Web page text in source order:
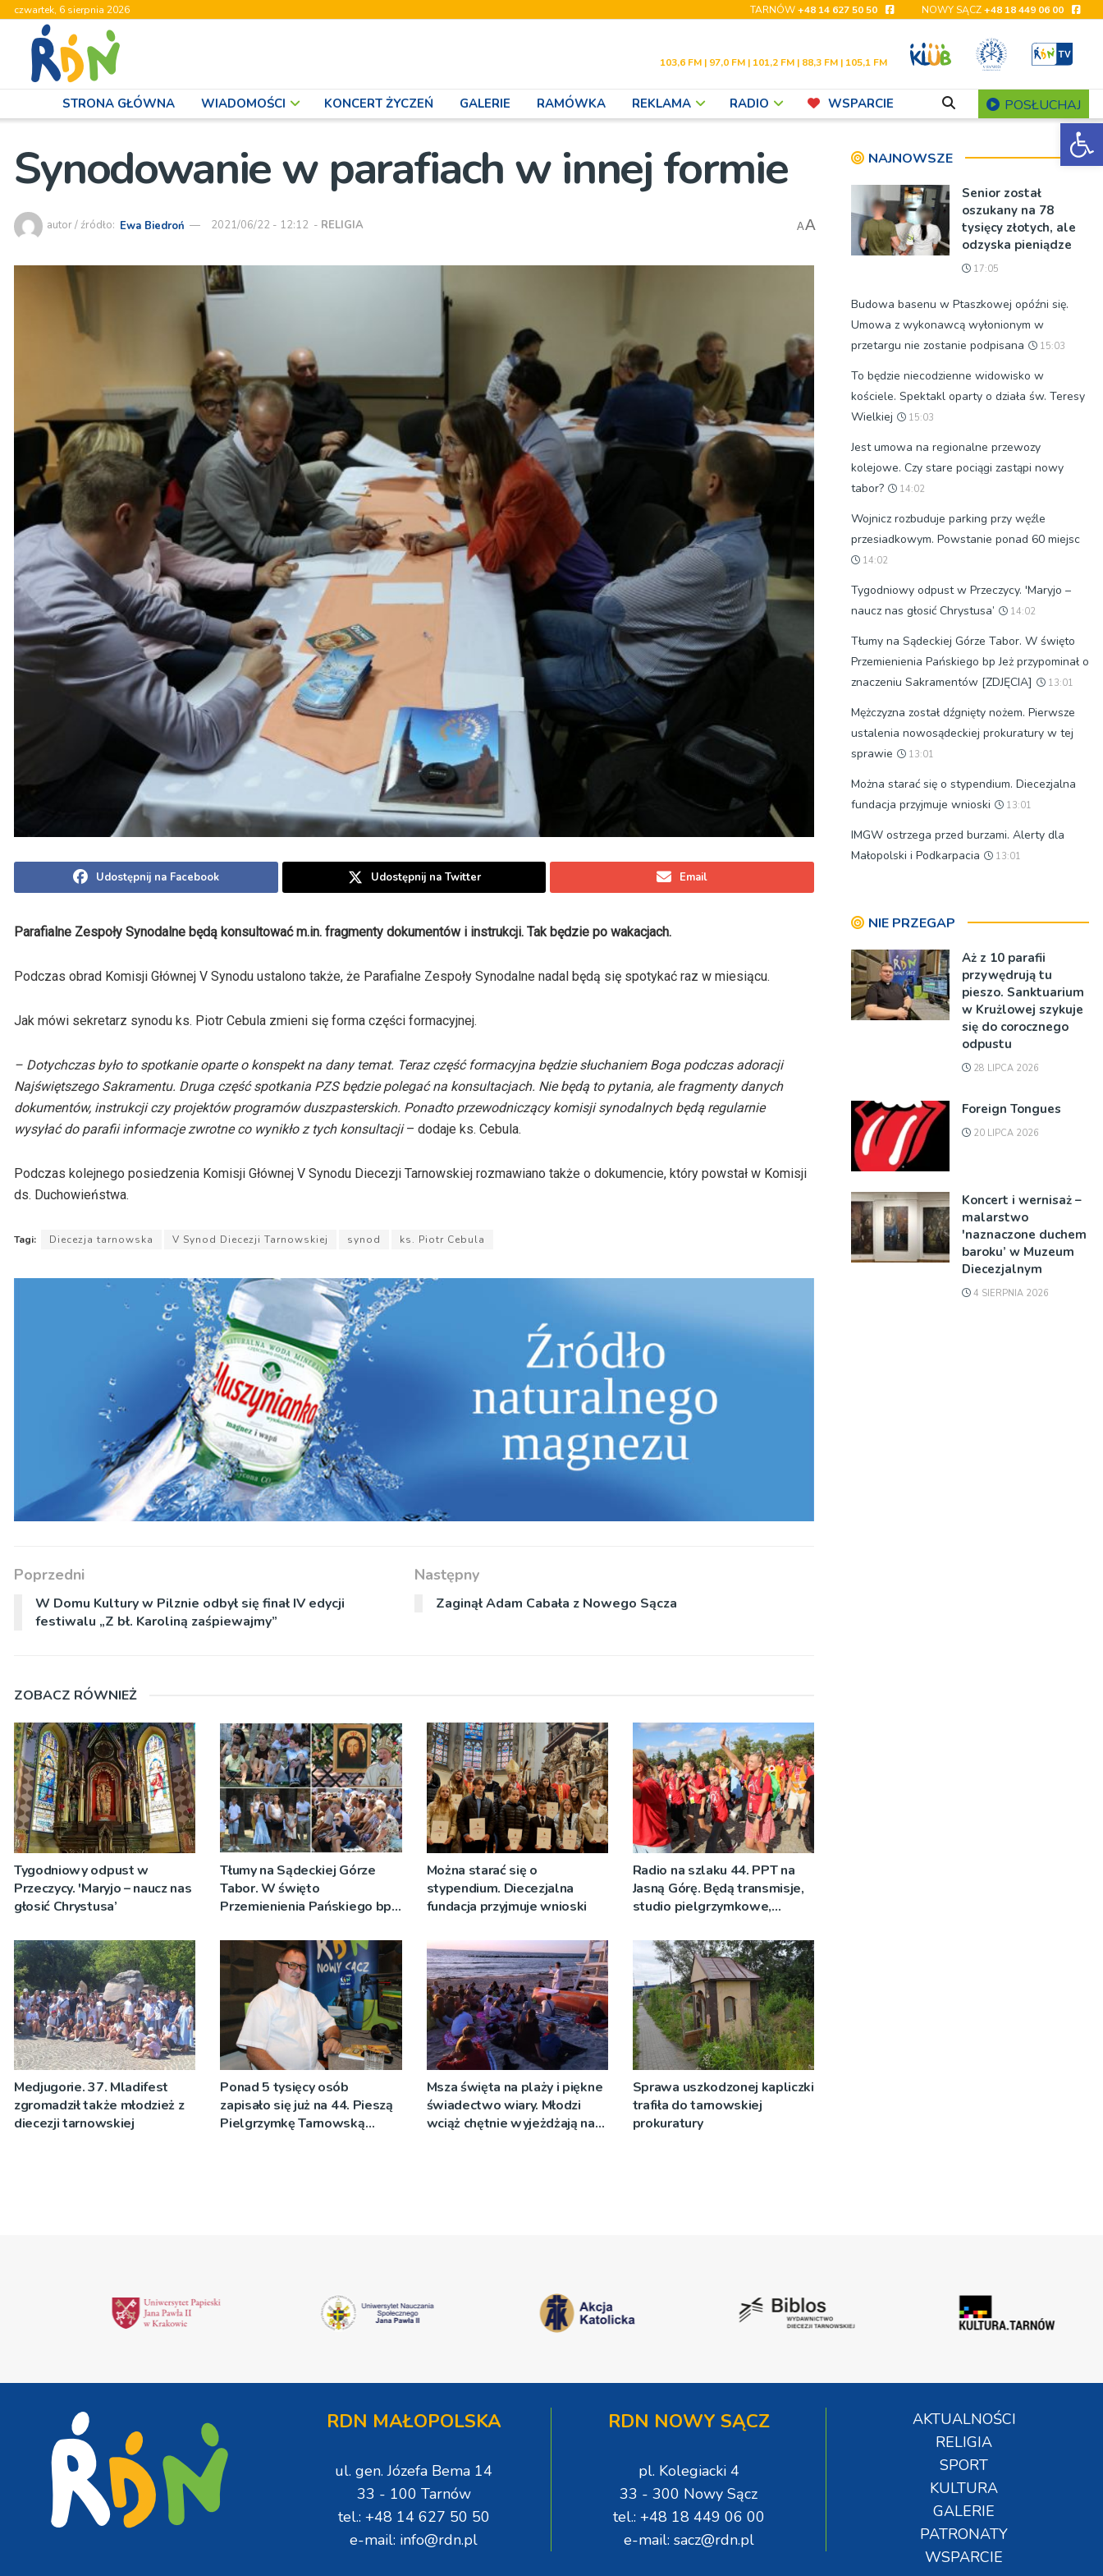
czwartek, 6 sierpnia 2026 TARNÓW+48 14 627 50 50 NOWY SĄCZ+48 18 449 06 00
103,6 FM | 97,0 FM | 101,2 FM | 88,3 FM | 105,1 FM
STRONA GŁÓWNA WIADOMOŚCI KONCERT ŻYCZEŃ GALERIE RAMÓWKA REKLAMA RADIO WSPARCIE POSŁUCHAJ
Synodowanie w parafiach w innej formie
autor / źródło: Ewa Biedroń 2021/06/22 - 12:12 - RELIGIA AA
Udostępnij na Facebook Udostępnij na Twitter Email
Parafialne Zespoły Synodalne będą konsultować m.in. fragmenty dokumentów i instrukcji. Tak będzie po wakacjach.
Podczas obrad Komisji Głównej V Synodu ustalono także, że Parafialne Zespoły Synodalne nadal będą się spotykać raz w miesiącu.
Jak mówi sekretarz synodu ks. Piotr Cebula zmieni się forma części formacyjnej.
– Dotychczas było to spotkanie oparte o konspekt na dany temat. Teraz część formacyjna będzie słuchaniem Boga podczas adoracji
Najświętszego Sakramentu. Druga część spotkania PZS będzie polegać na konsultacjach. Nie będą to pytania, ale fragmenty danych
dokumentów, instrukcji czy projektów programów duszpasterskich. Ponadto przewodniczący komisji synodalnych będą regularnie
wysyłać do parafii informacje zwrotne co wynikło z tych konsultacji– dodaje ks. Cebula.
Podczas kolejnego posiedzenia Komisji Głównej V Synodu Diecezji Tarnowskiej rozmawiano także o dokumencie, który powstał w Komisji
ds. Duchowieństwa.
Tagi: Diecezja tarnowska V Synod Diecezji Tarnowskiej synod ks. Piotr Cebula
Poprzedni
W Domu Kultury w Pilznie odbył się finał IV edycji
festiwalu „Z bł. Karoliną zaśpiewajmy”
Następny
Zaginął Adam Cabała z Nowego Sącza
ZOBACZ RÓWNIEŻ
Tygodniowy odpust w
Przeczycy. 'Maryjo – naucz nas
głosić Chrystusa’
Tłumy na Sądeckiej Górze
Tabor. W święto
Przemienienia Pańskiego bp
Sakramentów [ZDJĘCIA]
Można starać się o
stypendium. Diecezjalna
fundacja przyjmuje wnioski
Radio na szlaku 44. PPT na
Jasną Górę. Będą transmisje,
studio pielgrzymkowe,
Medjugorie. 37. Mladifest
zgromadził także młodzież z
diecezji tarnowskiej
Ponad 5 tysięcy osób
zapisało się już na 44. Pieszą
Pielgrzymkę Tarnowską
Msza święta na plaży i piękne
świadectwo wiary. Młodzi
wciąż chętnie wyjeżdżają na
Sprawa uszkodzonej kapliczki
trafiła do tarnowskiej
prokuratury
NAJNOWSZE
Senior został
oszukany na 78
tysięcy złotych, ale
odzyska pieniądze
17:05
Budowa basenu w Ptaszkowej opóźni się.
Umowa z wykonawcą wyłonionym w
przetargu nie zostanie podpisana
15:03
To będzie niecodzienne widowisko w
kościele. Spektakl oparty o działa św. Teresy
Wielkiej
15:03
Jest umowa na regionalne przewozy
kolejowe. Czy stare pociągi zastąpi nowy
tabor?
14:02
Wojnicz rozbuduje parking przy węźle
przesiadkowym. Powstanie ponad 60 miejsc
14:02
Tygodniowy odpust w Przeczycy. 'Maryjo –
naucz nas głosić Chrystusa’
14:02
Tłumy na Sądeckiej Górze Tabor. W święto
Przemienienia Pańskiego bp Jeż przypominał o
znaczeniu Sakramentów [ZDJĘCIA]
13:01
Mężczyzna został dźgnięty nożem. Pierwsze
ustalenia nowosądeckiej prokuratury w tej
sprawie
13:01
Można starać się o stypendium. Diecezjalna
fundacja przyjmuje wnioski
13:01
IMGW ostrzega przed burzami. Alerty dla
Małopolski i Podkarpacia
13:01
NIE PRZEGAP
Aż z 10 parafii
przywędrują tu
pieszo. Sanktuarium
w Krużlowej szykuje
się do corocznego
odpustu
28 LIPCA 2026
Foreign Tongues
20 LIPCA 2026
Koncert i wernisaż –
malarstwo
'naznaczone duchem
baroku’ w Muzeum
Diecezjalnym
4 SIERPNIA 2026
RDN MAŁOPOLSKA
ul. gen. Józefa Bema 14
33 - 100 Tarnów
tel.: +48 14 627 50 50
e-mail: info@rdn.pl
RDN NOWY SĄCZ
pl. Kolegiacki 4
33 - 300 Nowy Sącz
tel.: +48 18 449 06 00
e-mail: sacz@rdn.pl
AKTUALNOŚCI
RELIGIA
SPORT
KULTURA
GALERIE
PATRONATY
WSPARCIE